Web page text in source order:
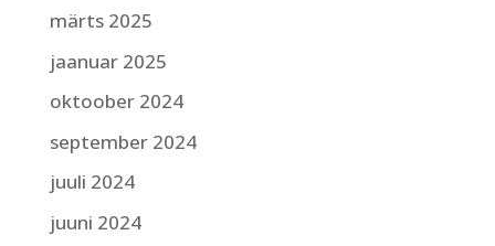
märts 2025
jaanuar 2025
oktoober 2024
september 2024
juuli 2024
juuni 2024